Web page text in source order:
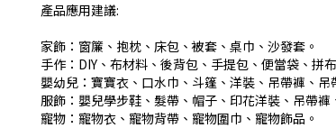
產品應用建議:
家飾：窗簾、抱枕、床包、被套、桌巾、沙發套。
手作：DIY、布材料、後背包、手提包、便當袋、拼
嬰幼兒：寶寶衣、口水巾、斗篷、洋裝、吊帶褲、吊
服飾：嬰兒學步鞋、髮帶、帽子、印花洋裝、吊帶褲
寵物：寵物衣、寵物背帶、寵物圍巾、寵物飾品。